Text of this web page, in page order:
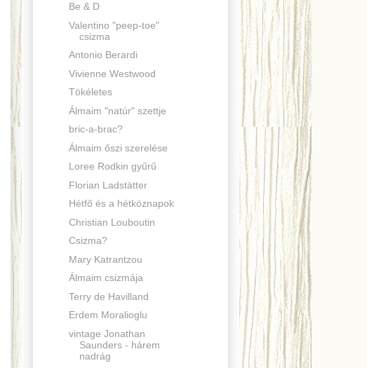
Be & D
Valentino "peep-toe"
csizma
Antonio Berardi
Vivienne Westwood
Tökéletes
Álmaim "natúr" szettje
bric-a-brac?
Álmaim őszi szerelése
Loree Rodkin gyűrű
Florian Ladstätter
Hétfő és a hétköznapok
Christian Louboutin
Csizma?
Mary Katrantzou
Álmaim csizmája
Terry de Havilland
Erdem Moralioglu
vintage Jonathan
Saunders - hárem
nadrág